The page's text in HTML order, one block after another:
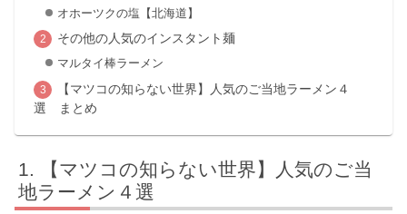
オホーツクの塩【北海道】
その他の人気のインスタント麺
マルタイ棒ラーメン
【マツコの知らない世界】人気のご当地ラーメン４
選 まとめ
【マツコの知らない世界】人気のご当
地ラーメン４選